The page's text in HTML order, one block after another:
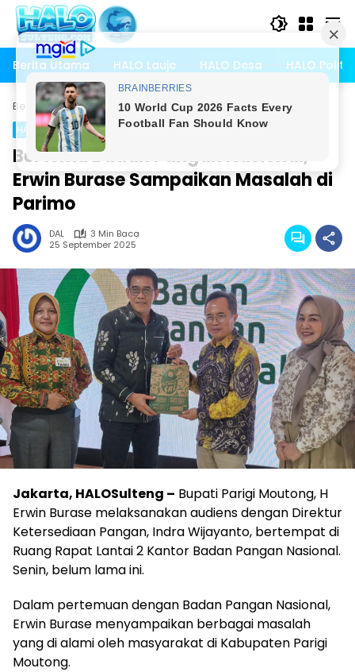
Langsung
konten
Berita Utama
HALO Lauje HALO Desa HALO Politik
Beranda HALO Sulteng HALO Parigi Moutong
HALO Parigi Moutong
Bertemu Badan Pangan Nasional,
Erwin Burase Sampaikan Masalah di
Parimo
DAL
3 Min Baca
25 September 2025
Jakarta, HALOSulteng – Bupati Parigi Moutong, H
Erwin Burase melaksanakan audiens dengan Direktur
Ketersediaan Pangan, Indra Wijayanto, bertempat di
Ruang Rapat Lantai 2 Kantor Badan Pangan Nasional.
Senin, belum lama ini.
Dalam pertemuan dengan Badan Pangan Nasional,
Erwin Burase menyampaikan berbagai masalah
yang di alami oleh masyarakat di Kabupaten Parigi
Moutong.